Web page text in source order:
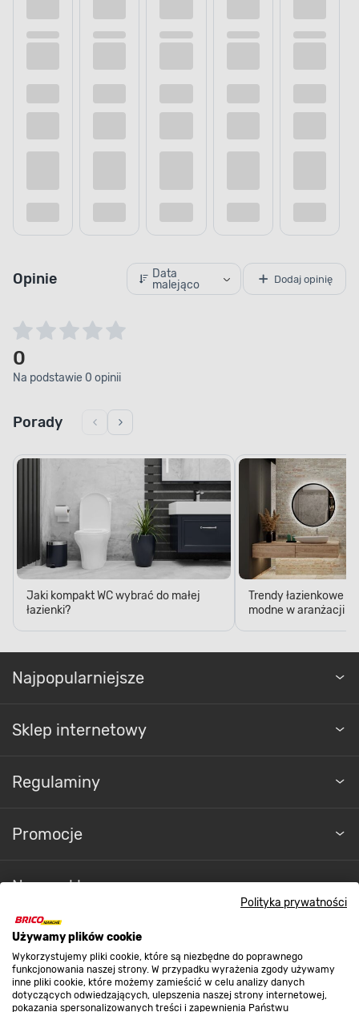
Polityka prywatności
Używamy plików cookie
Wykorzystujemy pliki cookie, które są niezbędne do poprawnego
funkcjonowania naszej strony. W przypadku wyrażenia zgody używamy
inne pliki cookie, które możemy zamieścić w celu analizy danych
dotyczących odwiedzających, ulepszenia naszej strony internetowej,
pokazania spersonalizowanych treści i zapewnienia Państwu
Opinie
Data
malejąco
Dodaj opinię
0
Na podstawie 0 opinii
Porady
Jaki kompakt WC wybrać do małej
łazienki?
Trendy łazienkowe
modne w aranżacji
Najpopularniejsze
Sklep internetowy
Regulaminy
Promocje
Nasze sklepy
O nas
Kontakt do sklepu